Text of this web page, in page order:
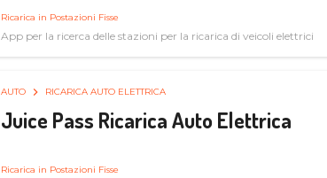
Ricarica in Postazioni Fisse
App per la ricerca delle stazioni per la ricarica di veicoli elettrici
AUTO RICARICA AUTO ELETTRICA
Juice Pass Ricarica Auto Elettrica
Ricarica in Postazioni Fisse